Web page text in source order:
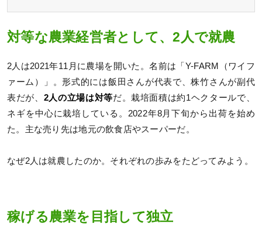
対等な農業経営者として、2人で就農
2人は2021年11月に農場を開いた。名前は「Y-FARM（ワイフ
ァーム）」。形式的には飯田さんが代表で、株竹さんが副代
表だが、 2人の立場は対等だ。栽培面積は約1ヘクタールで、
ネギを中心に栽培している。2022年8月下旬から出荷を始め
た。主な売り先は地元の飲食店やスーパーだ。
なぜ2人は就農したのか。それぞれの歩みをたどってみよう。
稼げる農業を目指して独立